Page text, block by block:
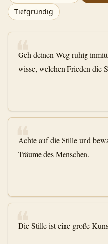
Tiefgründig
❝
Geh deinen Weg ruhig
wisse, welchen Frieden die
❝
Achte auf die Stille und
Träume des Menschen.
❝
Die Stille ist eine große